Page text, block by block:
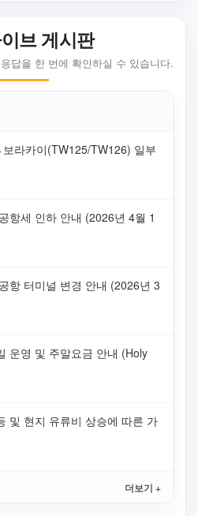
브 게시판
답을 한 번에 확인하실 수 있습니다.
라카이(TW125/TW126) 일부
항세 인하 안내 (2026년 4월 1
항 터미널 변경 안내 (2026년 3
운영 및 주말요금 안내 (Holy
및 현지 유류비 상승에 따른 가
더보기 +